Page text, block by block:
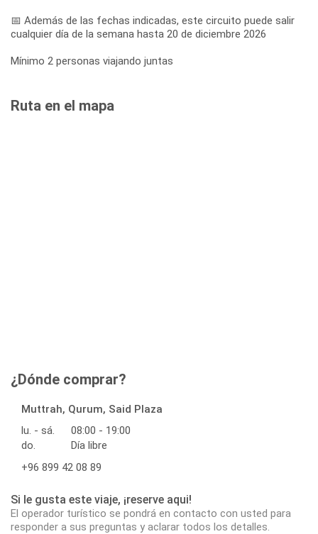
📅 Además de las fechas indicadas, este circuito puede salir
cualquier día de la semana hasta 20 de diciembre 2026
Mínimo 2 personas viajando juntas
Ruta en el mapa
¿Dónde comprar?
Muttrah, Qurum, Said Plaza
lu. - sá.
08:00 - 19:00
do.
Día libre
+96 899 42 08 89
Si le gusta este viaje, ¡reserve aqui!
El operador turístico se pondrá en contacto con usted para
responder a sus preguntas y aclarar todos los detalles.